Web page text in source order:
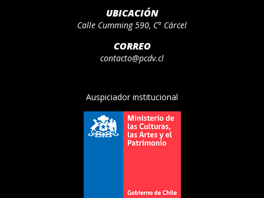
UBICACIÓN
Calle Cumming 590, C° Cárcel
CORREO
contacto@pcdv.cl
Auspiciador institucional